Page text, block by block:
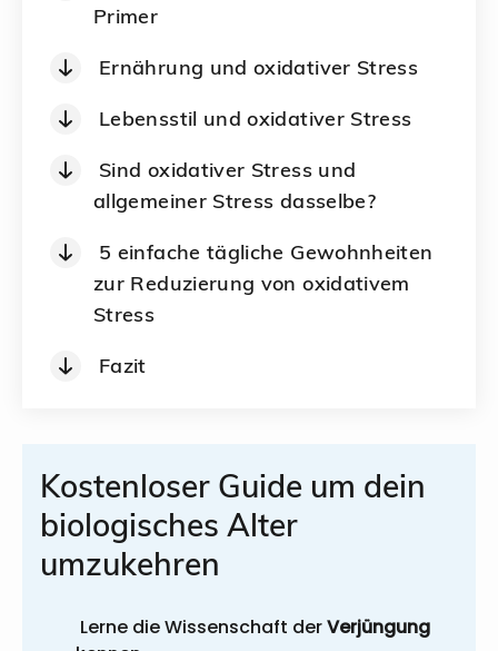
Primer
Ernährung und oxidativer Stress
Lebensstil und oxidativer Stress
Sind oxidativer Stress und
allgemeiner Stress dasselbe?
5 einfache tägliche Gewohnheiten
zur Reduzierung von oxidativem
Stress
Fazit
Kostenloser Guide um dein
biologisches Alter
umzukehren
Lerne die Wissenschaft derVerjüngung